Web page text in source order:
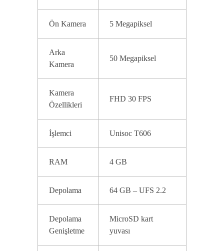
Ön Kamera 5 Megapiksel
Arka
Kamera
50 Megapiksel
Kamera
Özellikleri
FHD 30 FPS
İşlemci Unisoc T606
RAM 4 GB
Depolama 64 GB – UFS 2.2
Depolama
Genişletme
MicroSD kart
yuvası